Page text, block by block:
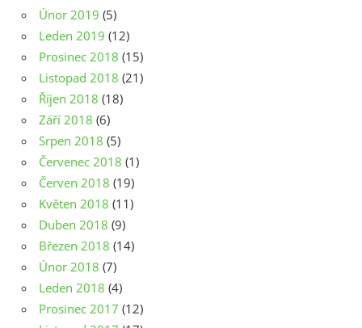
Únor 2019 (5)
Leden 2019 (12)
Prosinec 2018 (15)
Listopad 2018 (21)
Říjen 2018 (18)
Září 2018 (6)
Srpen 2018 (5)
Červenec 2018 (1)
Červen 2018 (19)
Květen 2018 (11)
Duben 2018 (9)
Březen 2018 (14)
Únor 2018 (7)
Leden 2018 (4)
Prosinec 2017 (12)